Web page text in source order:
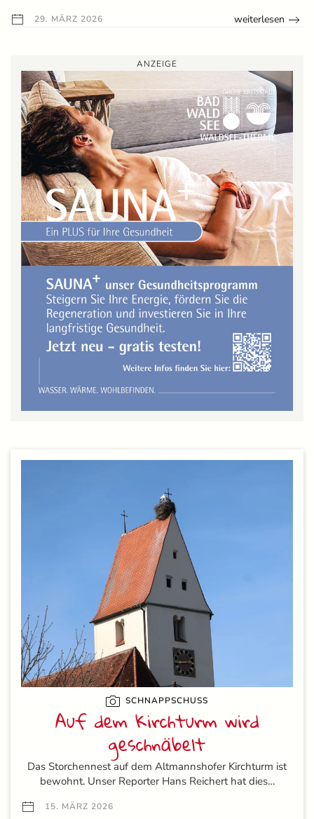
29. MÄRZ 2026 weiterlesen
ANZEIGE
SCHNAPPSCHUSS
Auf dem Kirchturm wird
geschnäbelt
Das Storchennest auf dem Altmannshofer Kirchturm ist
bewohnt. Unser Reporter Hans Reichert hat dies…
15. MÄRZ 2026